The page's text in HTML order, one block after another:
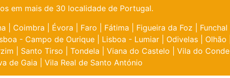
em mais de 30 localidade de Portugal.
Coimbra Évora Faro Fátima Figueira da Foz Funchal
- Campo de Ourique Lisboa - Lumiar Odivelas Olhão
Santo Tirso Tondela Viana do Castelo Vila do Conde
de Gaia Vila Real de Santo António